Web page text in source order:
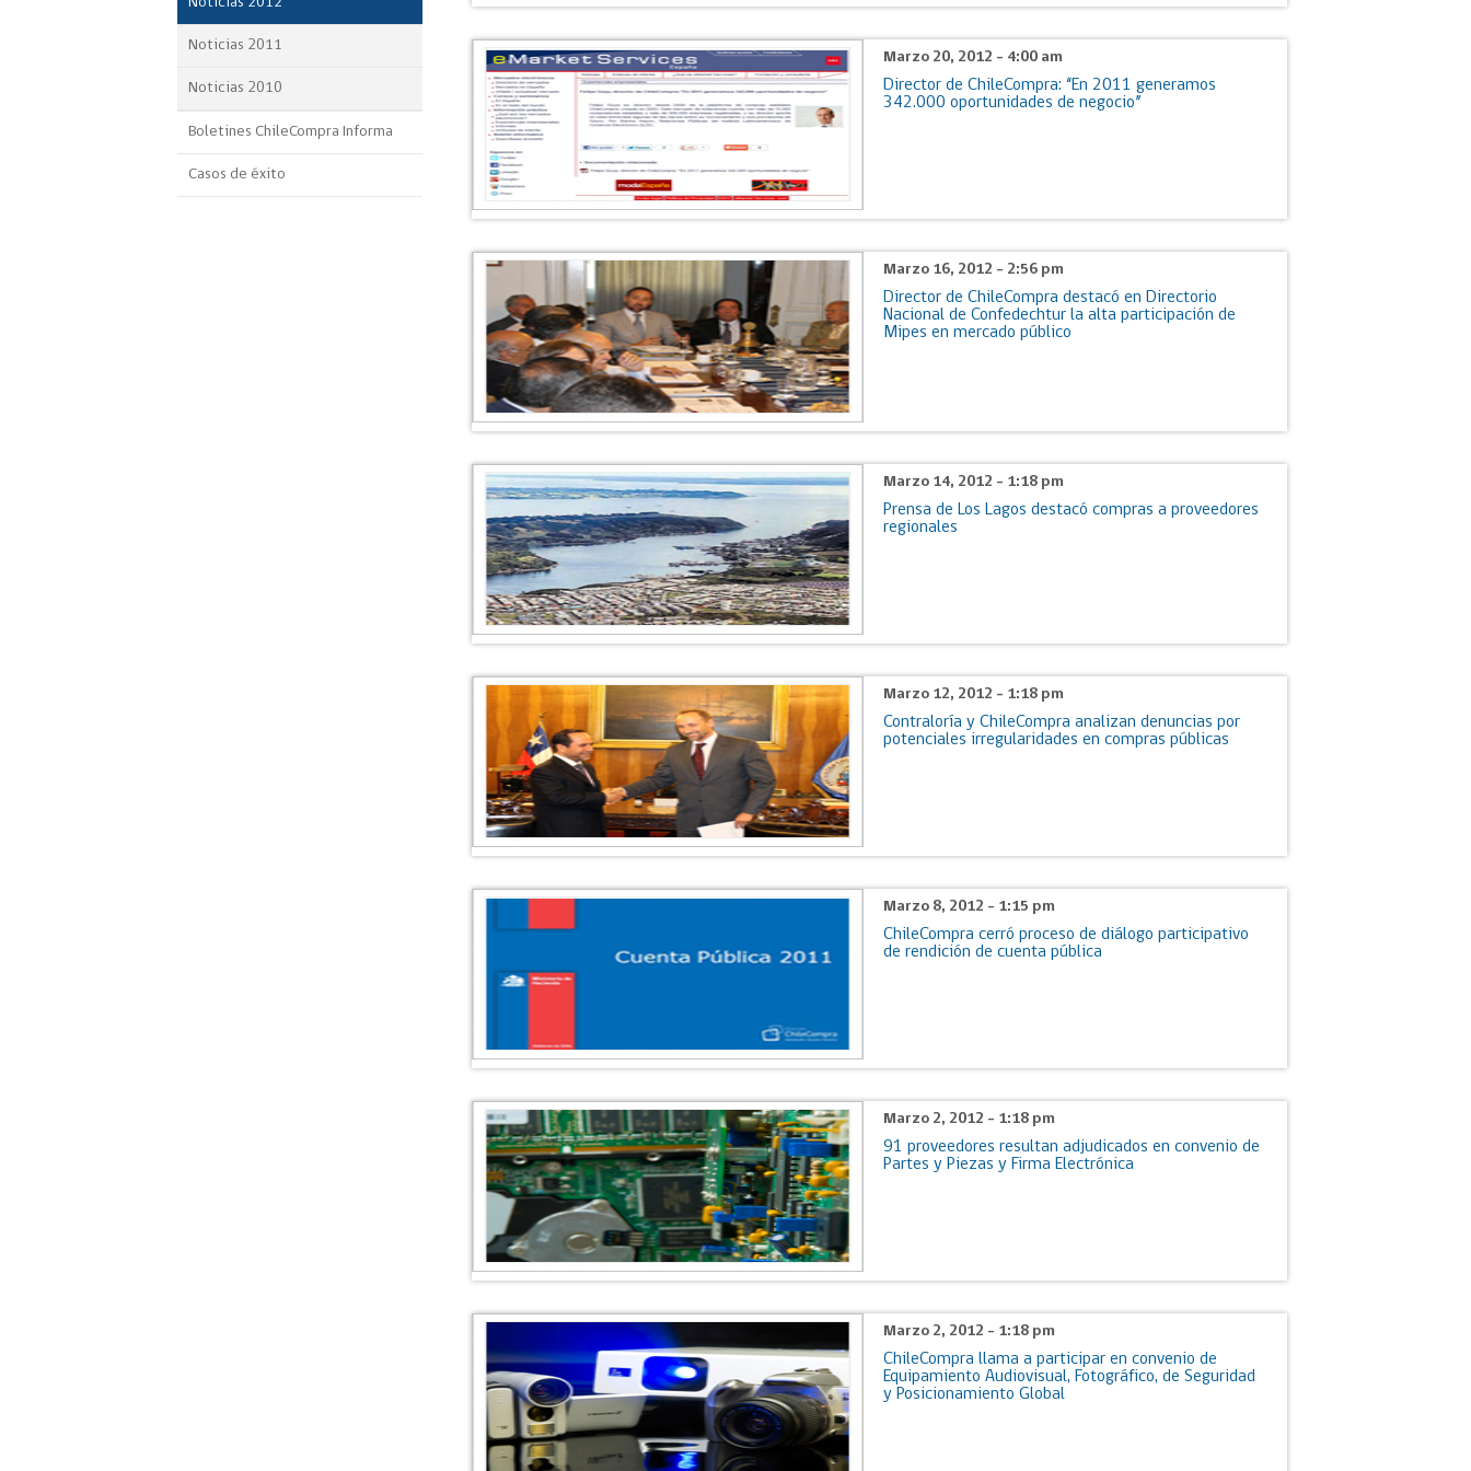
Noticias 2011
Noticias 2010
Boletines ChileCompra Informa
Casos de éxito
Marzo 20, 2012 - 4:00 am
Director de ChileCompra: “En 2011 generamos
342.000 oportunidades de negocio”
Marzo 16, 2012 - 2:56 pm
Director de ChileCompra destacó en Directorio
Nacional de Confedechtur la alta participación de
Mipes en mercado público
Marzo 14, 2012 - 1:18 pm
Prensa de Los Lagos destacó compras a proveedores
regionales
Marzo 12, 2012 - 1:18 pm
Contraloría y ChileCompra analizan denuncias por
potenciales irregularidades en compras públicas
Marzo 8, 2012 - 1:15 pm
ChileCompra cerró proceso de diálogo participativo
de rendición de cuenta pública
Marzo 2, 2012 - 1:18 pm
91 proveedores resultan adjudicados en convenio de
Partes y Piezas y Firma Electrónica
Marzo 2, 2012 - 1:18 pm
ChileCompra llama a participar en convenio de
Equipamiento Audiovisual, Fotográfico, de Seguridad
y Posicionamiento Global